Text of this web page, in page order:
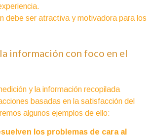
debe ser atractiva y motivadora para los
información con foco en el
y la información recopilada
basadas en la satisfacción del
algunos ejemplos de ello:
los problemas de cara al